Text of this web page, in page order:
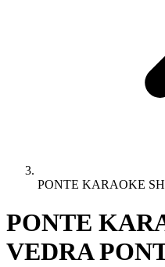
PONTE KARAOKE
PONTE
VEDRA